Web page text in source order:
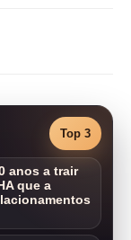
Top 3
anos a trair
que a